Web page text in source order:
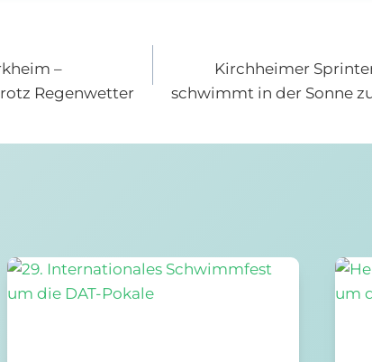
–
Regenwetter
Kirchheimer
schwimmt in der Sonne